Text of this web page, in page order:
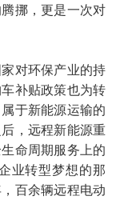
挪，更是一次对
对环保产业的持
补贴政策也为转
于新能源运输的
，远程新能源重
命周期服务上的
业转型梦想的那
百余辆远程电动